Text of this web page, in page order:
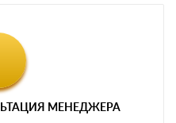
МЕНЕДЖЕРА